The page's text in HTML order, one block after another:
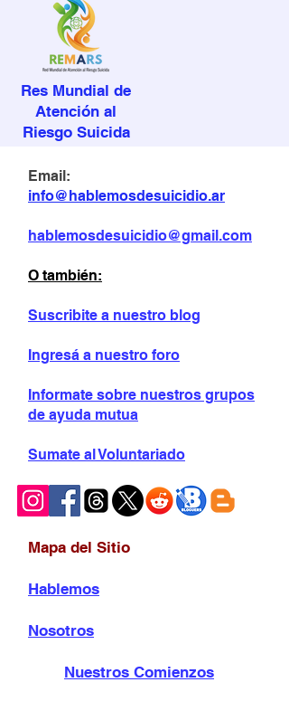
Res Mundial de
Atención al
Riesgo Suicida
Email:
info@hablemosdesuicidio.ar
hablemosdesuicidio@gmail.com
O también:
Suscribite a nuestro blog
Ingresá a nuestro foro
Informate sobre nuestros grupos
de ayuda mutua
Sumate al Voluntariado
Mapa del Sitio
Hablemos
Nosotros
Nuestros Comienzos